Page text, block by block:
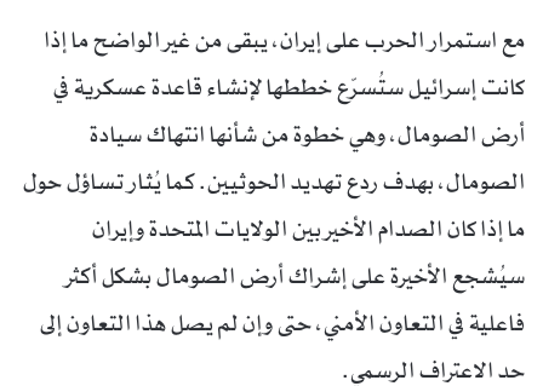
مع استمرار الحرب على إيران، يبقى من غير الواضح ما إذا
كانت إسرائيل ستُسرّع خططها لإنشاء قاعدة عسكرية في
أرض الصومال، وهي خطوة من شأنها انتهاك سيادة
الصومال، بهدف ردع تهديد الحوثيين. كما يُثار تساؤل حول
ما إذا كان الصدام الأخير بين الولايات المتحدة وإيران
سيُشجع الأخيرة على إشراك أرض الصومال بشكل أكثر
فاعلية في التعاون الأمني، حتى وإن لم يصل هذا التعاون إلى
حد الاعتراف الرسمي.